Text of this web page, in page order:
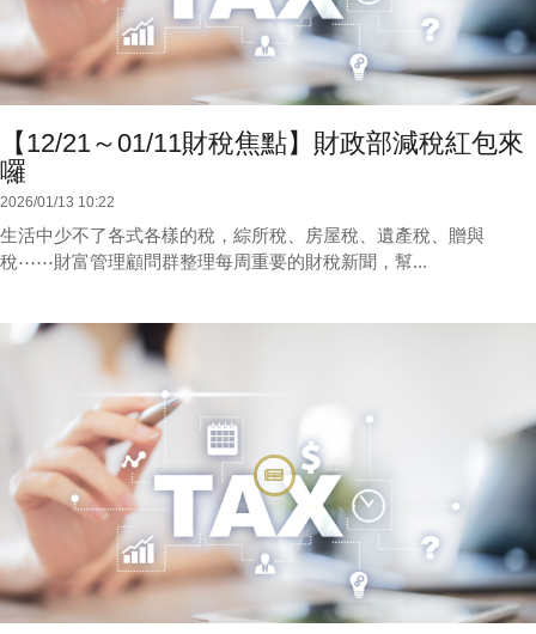
【12/21～01/11財稅焦點】財政部減稅紅包來
囉
2026/01/13 10:22
生活中少不了各式各樣的稅，綜所稅、房屋稅、遺產稅、贈與
稅⋯⋯財富管理顧問群整理每周重要的財稅新聞，幫...